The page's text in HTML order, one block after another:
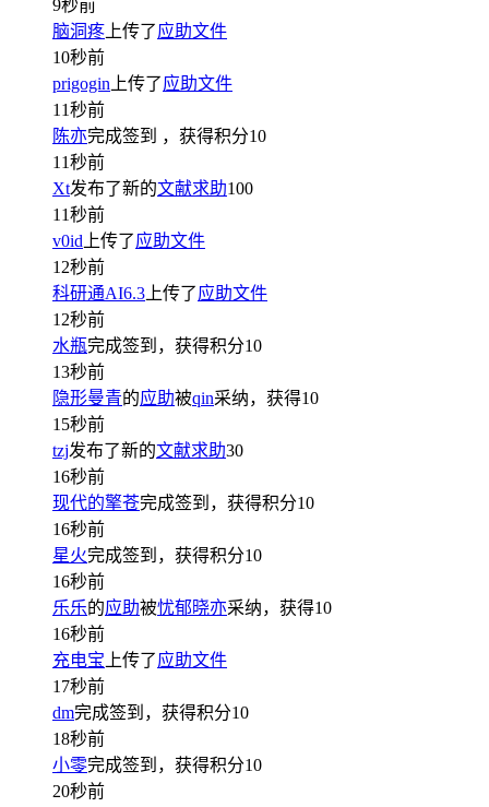
9秒前
脑洞疼 上传了应助文件
10秒前
prigogin 上传了应助文件
11秒前
陈亦完成签到 ，获得积分10
11秒前
Xt发布了新的文献求助100
11秒前
v0id 上传了应助文件
12秒前
科研通AI6.3 上传了应助文件
12秒前
水瓶完成签到，获得积分10
13秒前
隐形曼青的应助被qin采纳，获得10
15秒前
tzj发布了新的文献求助30
16秒前
现代的擎苍完成签到，获得积分10
16秒前
星火完成签到，获得积分10
16秒前
乐乐的应助被忧郁晓亦采纳，获得10
16秒前
充电宝 上传了应助文件
17秒前
dm完成签到，获得积分10
18秒前
小零完成签到，获得积分10
20秒前